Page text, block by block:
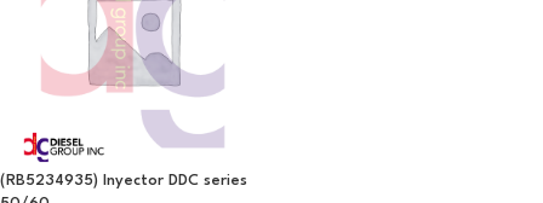
(RB5234935) Inyector DDC series